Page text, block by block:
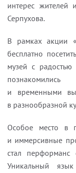
интерес жителей
Серпухова.
В рамках акции
бесплатно
музей с радостью
и временными
в разнообразной
Особое место в
и иммерсивные
стал перформанс
Уникальный